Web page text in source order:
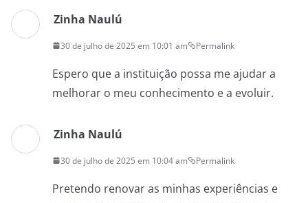
Zinha Naulú
30 de julho de 2025 em 10:01 am Permalink
Espero que a instituição possa me ajudar a
melhorar o meu conhecimento e a evoluir.
Zinha Naulú
30 de julho de 2025 em 10:04 am Permalink
Pretendo renovar as minhas experiências e